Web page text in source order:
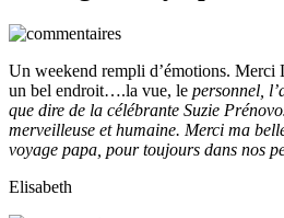
Un weekend rempli d’émotions. Merci
un bel endroit….la vue, le personnel,
que dire de la célébrante Suzie
merveilleuse et humaine. Merci ma
voyage papa, pour toujours dans nos
Elisabeth